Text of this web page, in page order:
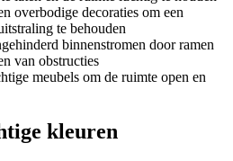
overbodige decoraties om een
te behouden
binnenstromen door ramen
van obstructies
meubels om de ruimte open en
kleuren